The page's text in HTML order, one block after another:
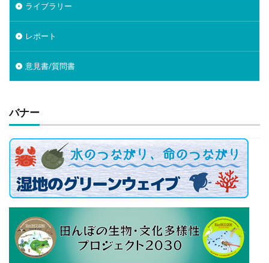
ライブラリー
レポート
意見書/質問書
バナー